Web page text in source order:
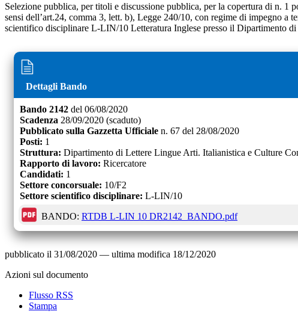
Selezione pubblica, per titoli e discussione pubblica, per la copertura di n. 1
sensi dell’art.24, comma 3, lett. b), Legge 240/10, con regime di impegno a
scientifico disciplinare L-LIN/10 Letteratura Inglese presso il Dipartimento
Dettagli Bando
Bando 2142 del 06/08/2020
Scadenza 28/09/2020 (scaduto)
Pubblicato sulla Gazzetta Ufficiale n. 67 del 28/08/2020
Posti: 1
Struttura: Dipartimento di Lettere Lingue Arti. Italianistica e Culture
Rapporto di lavoro: Ricercatore
Candidati: 1
Settore concorsuale: 10/F2
Settore scientifico disciplinare: L-LIN/10
BANDO: RTDB L-LIN 10 DR2142_BANDO.pdf
pubblicato il 31/08/2020 — ultima modifica 18/12/2020
Azioni sul documento
Flusso RSS
Stampa